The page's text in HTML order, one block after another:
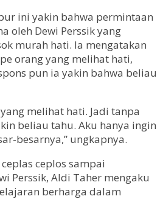
ini yakin bahwa permintaan
oleh Dewi Perssik yang
murah hati. Ia mengatakan
orang yang melihat hati,
pun ia yakin bahwa beliau
melihat hati. Jadi tanpa
beliau tahu. Aku hanya ingin
besarnya,” ungkapnya.
ceplos sampai
Perssik, Aldi Taher mengaku
berharga dalam